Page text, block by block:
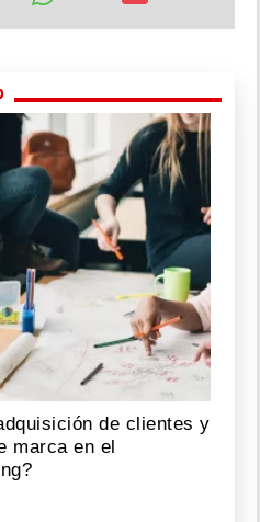
de clientes y
marca en el